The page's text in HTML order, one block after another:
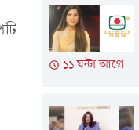
১১ ঘন্টা আগে